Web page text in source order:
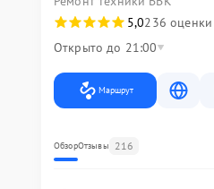
5,0236 оценки
Открыто до 21:00
Маршрут
ОбзорОтзывы 216